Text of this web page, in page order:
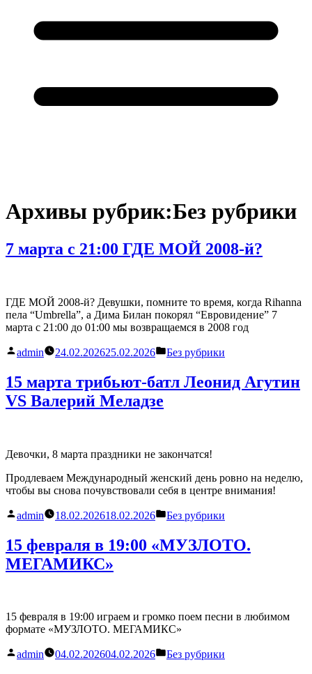
Архивы рубрик:Без рубрики
7 марта с 21:00 ГДЕ МОЙ 2008-й?
ГДЕ МОЙ 2008-й? Девушки, помните то время, когда Rihanna
пела “Umbrella”, а Дима Билан покорял “Евровидение” 7
марта с 21:00 до 01:00 мы возвращаемся в 2008 год
Написано
admin 24.02.202625.02.2026
Написано
Без рубрики
15 марта трибьют-батл Леонид Агутин
VS Валерий Меладзе
Девочки, 8 марта праздники не закончатся!
Продлеваем Международный женский день ровно на неделю,
чтобы вы снова почувствовали себя в центре внимания!
Написано
admin 18.02.202618.02.2026
Написано
Без рубрики
15 февраля в 19:00 «МУЗЛОТО.
МЕГАМИКС»
15 февраля в 19:00 играем и громко поем песни в любимом
формате «МУЗЛОТО. МЕГАМИКС»
Написано
admin 04.02.202604.02.2026
Написано
Без рубрики